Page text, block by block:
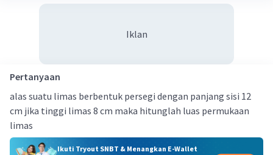
Iklan
Pertanyaan
alas suatu limas berbentuk persegi dengan panjang sisi 12
cm jika tinggi limas 8 cm maka hitunglah luas permukaan
limas
Ikuti Tryout SNBT & Menangkan E-Wallet